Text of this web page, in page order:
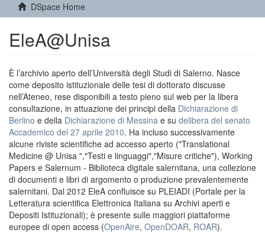
DSpace Home
EleA@Unisa
È l’archivio aperto dell’Università degli Studi di Salerno. Nasce
come deposito istituzionale delle tesi di dottorato discusse
nell’Ateneo, rese disponibili a testo pieno sul web per la libera
consultazione, in attuazione dei principi della Dichiarazione di
Berlino e della Dichiarazione di Messina e su delibera del senato
Accademico del 27 aprile 2010. Ha incluso successivamente
alcune riviste scientifiche ad accesso aperto ("Translational
Medicine @ Unisa ","Testi e linguaggi","Misure critiche"), Working
Papers e Salernum - Biblioteca digitale salernitana, una collezione
di documenti e libri di argomento o produzione prevalentemente
salernitani. Dal 2012 EleA confluisce su PLEIADI (Portale per la
Letteratura scientifica Elettronica Italiana su Archivi aperti e
Depositi Istituzionali); è presente sulle maggiori piattaforme
europee di open access (OpenAire, OpenDOAR, ROAR).